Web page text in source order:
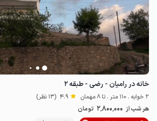
خانه در رامیان - رضی - طبقه ۲
2 خوابه . 110 متر . تا 8 مهمان 4.9 (13 نظر)
هر شب از 2٬800٬000 تومان